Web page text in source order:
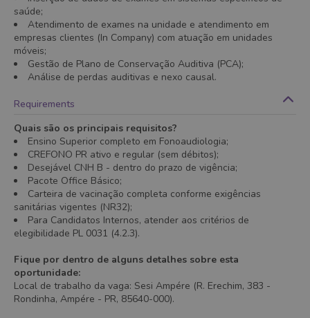
saúde;
Atendimento de exames na unidade e atendimento em
empresas clientes (In Company) com atuação em unidades
móveis;
Gestão de Plano de Conservação Auditiva (PCA);
Análise de perdas auditivas e nexo causal.
Requirements
Quais são os principais requisitos?
Ensino Superior completo em Fonoaudiologia;
CREFONO PR ativo e regular (sem débitos);
Desejável CNH B - dentro do prazo de vigência;
Pacote Office Básico;
Carteira de vacinação completa conforme exigências
sanitárias vigentes (NR32);
Para Candidatos Internos, atender aos critérios de
elegibilidade PL 0031 (4.2.3).
Fique por dentro de alguns detalhes sobre esta
oportunidade:
Local de trabalho da vaga: Sesi Ampére (R. Erechim, 383 -
Rondinha, Ampére - PR, 85640-000).